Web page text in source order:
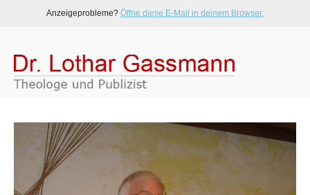
Anzeigeprobleme? Öffne diese E-Mail in deinem Browser.